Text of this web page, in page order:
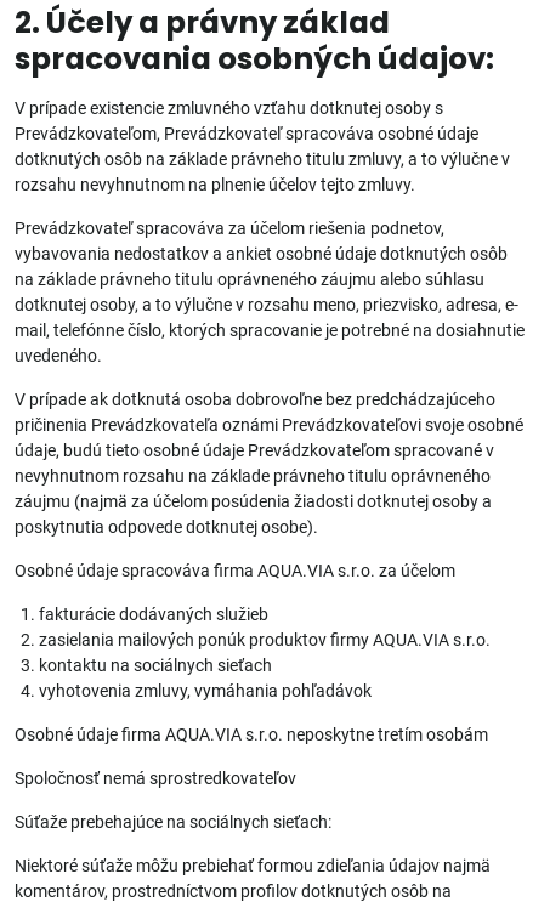
2. Účely a právny základ
spracovania osobných údajov:
V prípade existencie zmluvného vzťahu dotknutej osoby s
Prevádzkovateľom, Prevádzkovateľ spracováva osobné údaje
dotknutých osôb na základe právneho titulu zmluvy, a to výlučne v
rozsahu nevyhnutnom na plnenie účelov tejto zmluvy.
Prevádzkovateľ spracováva za účelom riešenia podnetov,
vybavovania nedostatkov a ankiet osobné údaje dotknutých osôb
na základe právneho titulu oprávneného záujmu alebo súhlasu
dotknutej osoby, a to výlučne v rozsahu meno, priezvisko, adresa, e-
mail, telefónne číslo, ktorých spracovanie je potrebné na dosiahnutie
uvedeného.
V prípade ak dotknutá osoba dobrovoľne bez predchádzajúceho
pričinenia Prevádzkovateľa oznámi Prevádzkovateľovi svoje osobné
údaje, budú tieto osobné údaje Prevádzkovateľom spracované v
nevyhnutnom rozsahu na základe právneho titulu oprávneného
záujmu (najmä za účelom posúdenia žiadosti dotknutej osoby a
poskytnutia odpovede dotknutej osobe).
Osobné údaje spracováva firma AQUA.VIA s.r.o. za účelom
fakturácie dodávaných služieb
zasielania mailových ponúk produktov firmy AQUA.VIA s.r.o.
kontaktu na sociálnych sieťach
vyhotovenia zmluvy, vymáhania pohľadávok
Osobné údaje firma AQUA.VIA s.r.o. neposkytne tretím osobám
Spoločnosť nemá sprostredkovateľov
Súťaže prebehajúce na sociálnych sieťach:
Niektoré súťaže môžu prebiehať formou zdieľania údajov najmä
komentárov, prostredníctvom profilov dotknutých osôb na